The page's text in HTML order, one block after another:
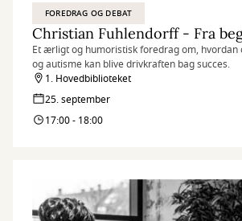
FOREDRAG OG DEBAT
Et ærligt og humoristisk foredrag om, hvordan
og autisme kan blive drivkraften bag succes.
1. Hovedbiblioteket
25. september
17:00 - 18:00